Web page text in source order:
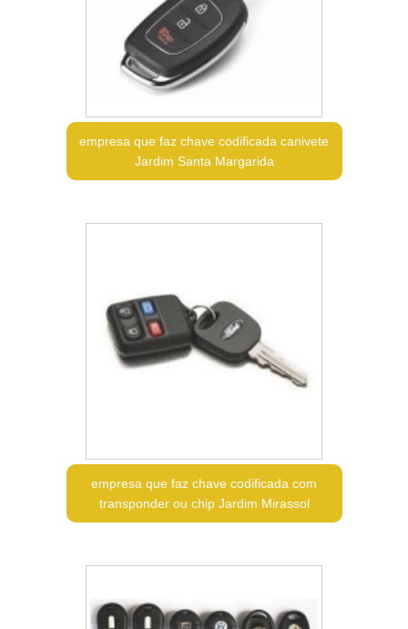
empresa que faz chave codificada canivete
Jardim Santa Margarida
empresa que faz chave codificada com
transponder ou chip Jardim Mirassol